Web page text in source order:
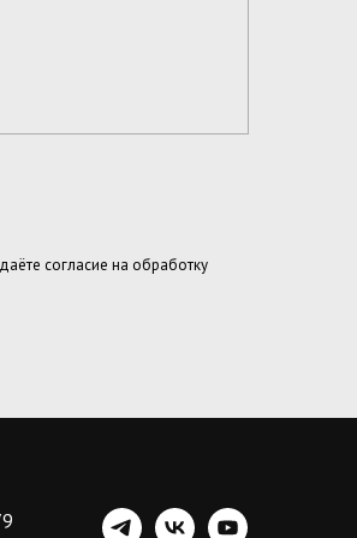
согласие на обработку